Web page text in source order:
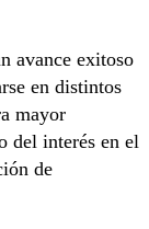
avance exitoso
en distintos
mayor
del interés en el
de